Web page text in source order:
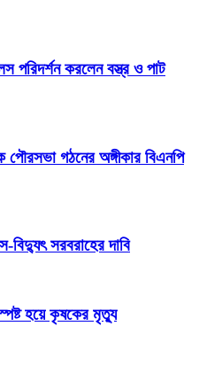
পরিদর্শন করলেন বস্ত্র ও পাট
গঠনের অঙ্গীকার বিএনপি
বিদ্যুৎ সরবরাহের দাবি
হয়ে কৃষকের মৃত্যু